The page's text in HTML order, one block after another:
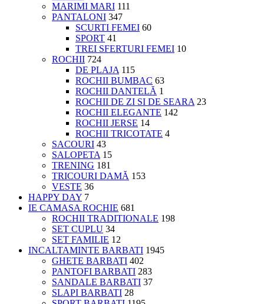
MARIMI MARI 111
PANTALONI 347
SCURTI FEMEI 60
SPORT 41
TREI SFERTURI FEMEI 10
ROCHII 724
DE PLAJA 115
ROCHII BUMBAC 63
ROCHII DANTELĂ 1
ROCHII DE ZI SI DE SEARA 23
ROCHII ELEGANTE 142
ROCHII JERSE 14
ROCHII TRICOTATE 4
SACOURI 43
SALOPETA 15
TRENING 181
TRICOURI DAMĂ 153
VESTE 36
HAPPY DAY 7
IE CAMASA ROCHIE 681
ROCHII TRADITIONALE 198
SET CUPLU 34
SET FAMILIE 12
INCALTAMINTE BARBATI 1945
GHETE BARBATI 402
PANTOFI BARBATI 283
SANDALE BARBATI 37
SLAPI BARBATI 28